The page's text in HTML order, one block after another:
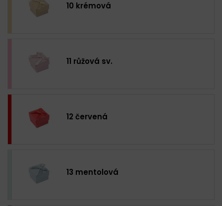
10 krémová
11 růžová sv.
12 červená
13 mentolová